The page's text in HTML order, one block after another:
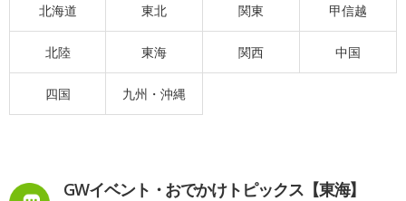
北海道 東北 関東 甲信越
北陸 東海 関西 中国
四国 九州・沖縄
GWイベント・おでかけトピックス【東海】